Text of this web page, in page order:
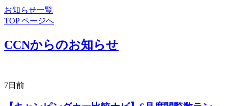
お知らせ一覧
TOP ページへ
CCNからのお知らせ
7日前